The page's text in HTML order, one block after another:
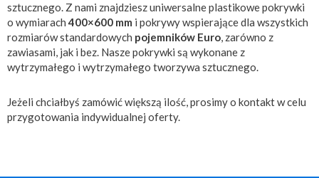
sztucznego. Z nami znajdziesz uniwersalne plastikowe pokrywki
o wymiarach400×600 mm i pokrywy wspierające dla wszystkich
rozmiarów standardowych pojemników Euro, zarówno z
zawiasami, jak i bez. Nasze pokrywki są wykonane z
wytrzymałego i wytrzymałego tworzywa sztucznego.
Jeżeli chciałbyś zamówić większą ilość, prosimy o kontakt w celu
przygotowania indywidualnej oferty.